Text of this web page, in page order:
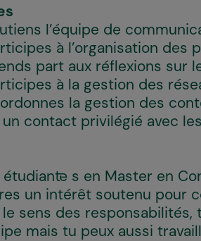
l’équipe de
à l’organisation des
part aux réflexions sur
à la gestion des
la gestion des
un contact privilégié avec
étudiant·e s en Master en
un intérêt soutenu pour
sens des responsabilités,
mais tu peux aussi